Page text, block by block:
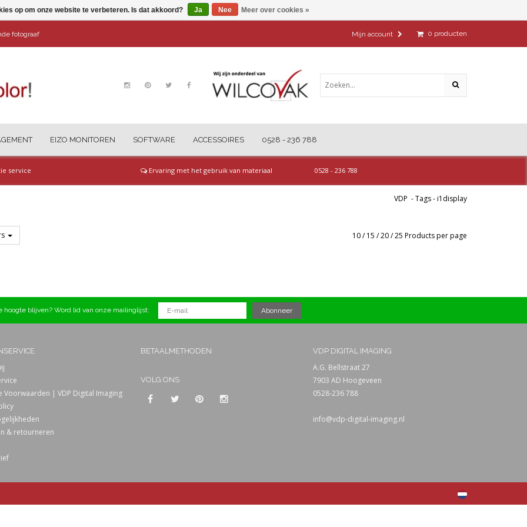
fotograaf 0 producten
Mijn account
EIZO MONITOREN SOFTWARE ACCESSOIRES 0528 - 236 788
service Ervaring met het gebruik van materiaal 0528 - 236 788
VDP -Tags-i1display
10/15 /20/25 Products per page
hoogte blijven? Word lid van onze mailinglijst:
Voorwaarden | VDP Digital Imaging
& retourneren
BETAALMETHODEN
VOLG ONS
VDP DIGITAL IMAGING
A.G. Bellstraat 27
7903 AD Hoogeveen
0528-236 788
info@vdp-digital-imaging.nl
op om onze website te verbeteren. Is dat akkoord? Ja Nee Meer over cookies »